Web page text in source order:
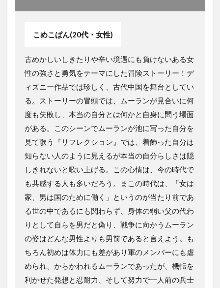
こめこぱん(20代・女性)
古めかしいしきたりや辛い境遇にも負けないある女
性の強さと勇気をテーマにした冒険ストーリー！デ
ィズニー作品では珍しく、古代中国を舞台としてい
る。ストーリーの冒頭では、ムーランが見合いに何
度も失敗し、本当の自分とは何かと自身に問う場面
がある。このシーンでムーランが池に写った自分を
見て歌う『リフレクション』では、着飾った自分は
知らない人のように見えるが本当の自分らしさは隠
しきれないと歌い上げる。この心情は、今の時代で
も共感する人も多いだろう。まこの時代は、「女は
家、男は国のために働く」というのが当たり前であ
る世の中であるにも関わらず、身体の弱い父の代わ
りとして自らを男だと偽り、戦争に向かうムーラン
の姿はどんな男性よりも男前であると言えよう。も
ちろん初めは体力にも差があり軍のメンバーにも虐
められ、からかわれるムーランであったが、機転を
利かせた発想と忍耐力、そして努力で一人前の兵士